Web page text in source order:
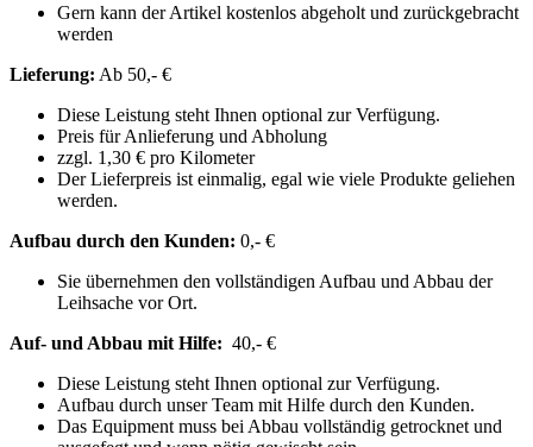
Gern kann der Artikel kostenlos abgeholt und zurückgebracht
werden
Lieferung: Ab 50,- €
Diese Leistung steht Ihnen optional zur Verfügung.
Preis für Anlieferung und Abholung
zzgl. 1,30 € pro Kilometer
Der Lieferpreis ist einmalig, egal wie viele Produkte geliehen
werden.
Aufbau durch den Kunden: 0,- €
Sie übernehmen den vollständigen Aufbau und Abbau der
Leihsache vor Ort.
Auf- und Abbau mit Hilfe: 40,- €
Diese Leistung steht Ihnen optional zur Verfügung.
Aufbau durch unser Team mit Hilfe durch den Kunden.
Das Equipment muss bei Abbau vollständig getrocknet und